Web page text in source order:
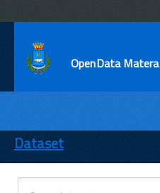
OpenData Matera
ENTI
TEMI
INFORMAZIONI
Dataset